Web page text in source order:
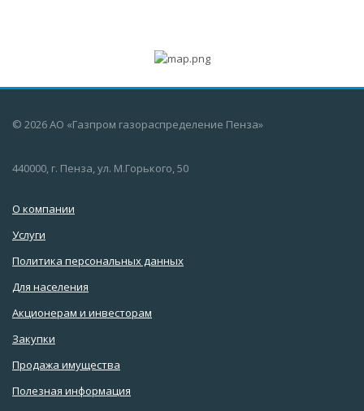
© 2026 АО «Газпром газораспределение Пенза»
440000, г. Пенза, ул. М.Горького, 50
О компании
Услуги
Политика персональных данных
Для населения
Акционерам и инвесторам
Закупки
Продажа имущества
Полезная информация